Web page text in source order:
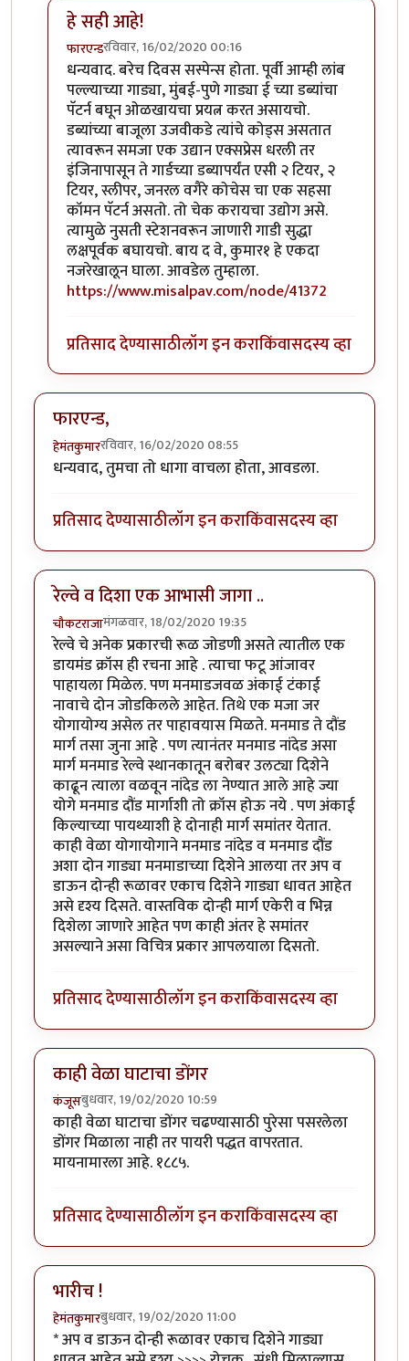
हे सही आहे!
फारएन्डरविवार, 16/02/2020 00:16
In reply toआणि हे हिंदी बघा ..byहेमंतकुमार
धन्यवाद. बरेच दिवस सस्पेन्स होता. पूर्वी आम्ही लांब
पल्ल्याच्या गाड्या, मुंबई-पुणे गाड्या ई च्या डब्यांचा
पॅटर्न बघून ओळखायचा प्रयत्न करत असायचो.
डब्यांच्या बाजूला उजवीकडे त्यांचे कोड्स असतात
त्यावरून समजा एक उद्यान एक्सप्रेस धरली तर
इंजिनापासून ते गार्डच्या डब्यापर्यंत एसी २ टियर, २
टियर, स्लीपर, जनरल वगैरे कोचेस चा एक सहसा
कॉमन पॅटर्न असतो. तो चेक करायचा उद्योग असे.
त्यामुळे नुसती स्टेशनवरून जाणारी गाडी सुद्धा
लक्षपूर्वक बघायचो. बाय द वे, कुमार१ हे एकदा
नजरेखालून घाला. आवडेल तुम्हाला.
https://www.misalpav.com/node/41372
प्रतिसाद देण्यासाठीलॉग इन कराकिंवासदस्य व्हा
फारएन्ड,
हेमंतकुमाररविवार, 16/02/2020 08:55
धन्यवाद, तुमचा तो धागा वाचला होता, आवडला.
प्रतिसाद देण्यासाठीलॉग इन कराकिंवासदस्य व्हा
रेल्वे व दिशा एक आभासी जागा ..
चौकटराजामंगळवार, 18/02/2020 19:35
रेल्वे चे अनेक प्रकारची रूळ जोडणी असते त्यातील एक
डायमंड क्रॉस ही रचना आहे . त्याचा फटू आंजावर
पाहायला मिळेल. पण मनमाडजवळ अंकाई टंकाई
नावाचे दोन जोडकिलले आहेत. तिथे एक मजा जर
योगायोग्य असेल तर पाहावयास मिळते. मनमाड ते दौंड
मार्ग तसा जुना आहे . पण त्यानंतर मनमाड नांदेड असा
मार्ग मनमाड रेल्वे स्थानकातून बरोबर उलट्या दिशेने
काढून त्याला वळवून नांदेड ला नेण्यात आले आहे ज्या
योगे मनमाड दौंड मार्गाशी तो क्रॉस होऊ नये . पण अंकाई
किल्याच्या पायथ्याशी हे दोनाही मार्ग समांतर येतात.
काही वेळा योगायोगाने मनमाड नांदेड व मनमाड दौंड
अशा दोन गाड्या मनमाडाच्या दिशेने आलया तर अप व
डाऊन दोन्ही रूळावर एकाच दिशेने गाड्या धावत आहेत
असे दृश्य दिसते. वास्तविक दोन्ही मार्ग एकेरी व भिन्न
दिशेला जाणारे आहेत पण काही अंतर हे समांतर
असल्याने असा विचित्र प्रकार आपलयाला दिसतो.
प्रतिसाद देण्यासाठीलॉग इन कराकिंवासदस्य व्हा
काही वेळा घाटाचा डोंगर
कंजूसबुधवार, 19/02/2020 10:59
काही वेळा घाटाचा डोंगर चढण्यासाठी पुरेसा पसरलेला
डोंगर मिळाला नाही तर पायरी पद्धत वापरतात.
मायनामारला आहे. १८८५.
प्रतिसाद देण्यासाठीलॉग इन कराकिंवासदस्य व्हा
भारीच !
हेमंतकुमारबुधवार, 19/02/2020 11:00
* अप व डाऊन दोन्ही रूळावर एकाच दिशेने गाड्या